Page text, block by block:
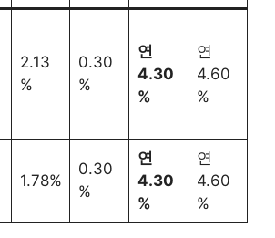
2.13
%
0.30
%
연
4.30
%
연
4.60
%
1.78%
0.30
%
연
4.30
%
연
4.60
%